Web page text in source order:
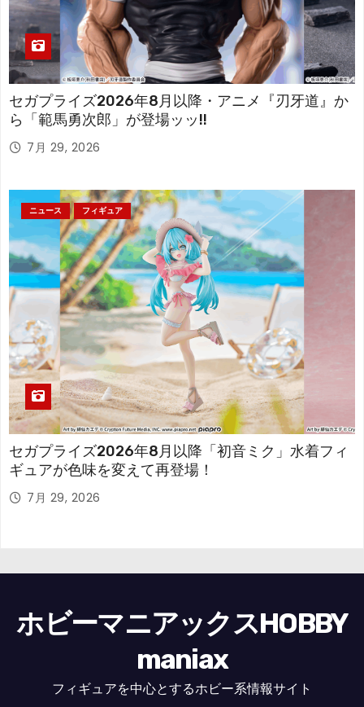
セガプライズ2026年8月以降・アニメ『刃牙道』か
ら「範馬勇次郎」が登場ッッ!!
7月 29, 2026
ニュース フィギュア
セガプライズ2026年8月以降「初音ミク」水着フィ
ギュアが色味を変えて再登場！
7月 29, 2026
ホビーマニアックスHOBBY
maniax
フィギュアを中心とするホビー系情報サイト